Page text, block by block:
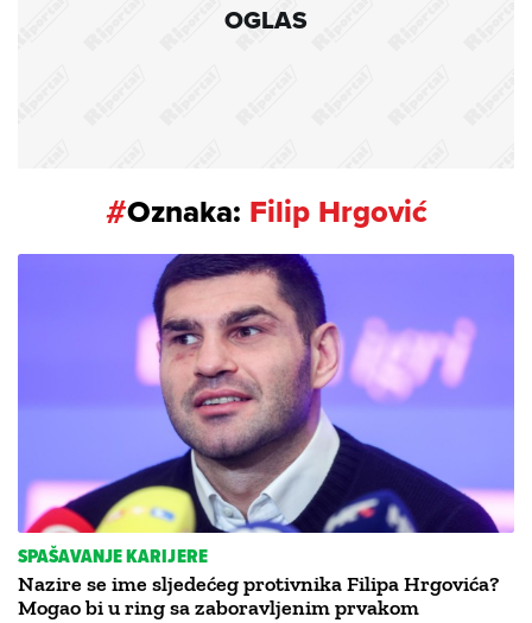
OGLAS
#Oznaka: Filip Hrgović
SPAŠAVANJE KARIJERE
Nazire se ime sljedećeg protivnika Filipa Hrgovića?
Mogao bi u ring sa zaboravljenim prvakom